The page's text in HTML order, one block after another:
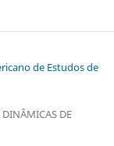
de Estudos de
DINÂMICAS DE